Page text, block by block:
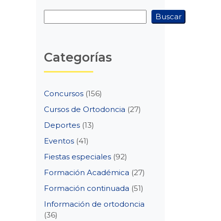
Buscar
Categorías
Concursos (156)
Cursos de Ortodoncia (27)
Deportes (13)
Eventos (41)
Fiestas especiales (92)
Formación Académica (27)
Formación continuada (51)
Información de ortodoncia
(36)